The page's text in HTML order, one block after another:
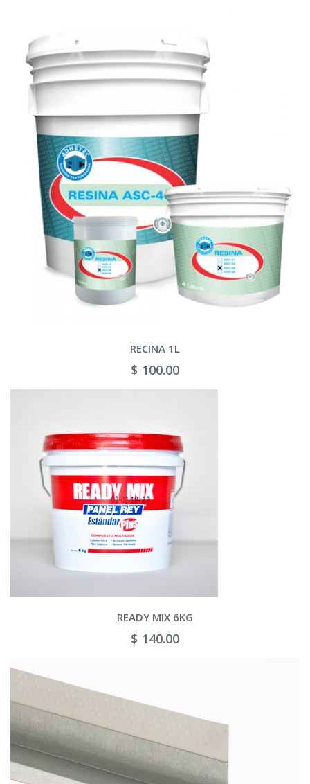
RECINA 1L
$ 100.00
READY MIX 6KG
$ 140.00